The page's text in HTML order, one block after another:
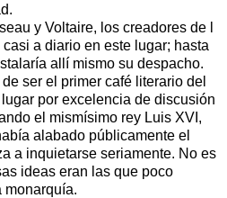
y Voltaire, los creadores de l
a diario en este lugar; hasta
allí mismo su despacho.
ser el primer café literario del
por excelencia de discusión
el mismísimo rey Luis XVI,
alabado públicamente el
a inquietarse seriamente. No es
ideas eran las que poco
monarquía.